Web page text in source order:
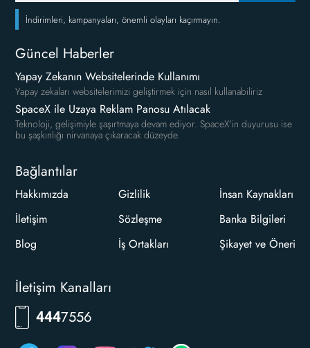
İndirimleri, kampanyaları, önemli olayları kaçırmayın.
Güncel Haberler
Yapay Zekanın Websitelerinde Kullanımı
Yapay zekaları websitelerimizi geliştirmek için nasıl kullanabiliriz
SpaceX ile Uzaya Reklam Panosu Atılacak
Teknoloji, gelişimiyle şaşırtmaya devam ediyor. SpaceX'in duyurusu ise
bu şaşkınlığı nirvanaya çıkaracak düzeyde.
Bağlantılar
Hakkımızda
İletişim
Blog
Gizlilik
Sözleşme
İş Ortakları
İnsan Kaynakları
Banka Bilgileri
Şikayet ve Öneri
İletişim Kanalları
444RKLM